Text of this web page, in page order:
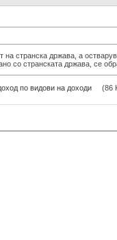
странска држава, а
со странската држава, се
по видови на доходи (86